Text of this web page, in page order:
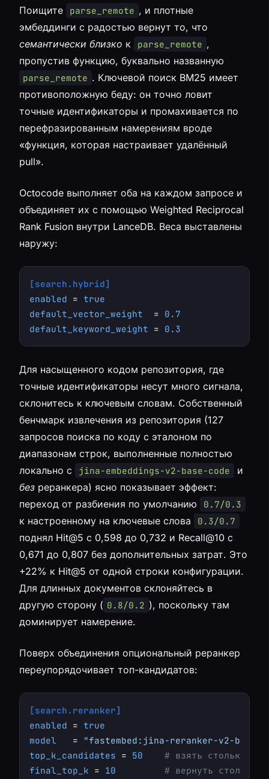
Поищите
parse_remote , и плотные
эмбеддинги с радостью вернут то, что
семантически близко к parse_remote ,
пропустив функцию, буквально названную
parse_remote . Ключевой поиск BM25 имеет
противоположную беду: он точно ловит
точные идентификаторы и промахивается по
перефразированным намерениям вроде
«функция, которая настраивает удалённый
pull».
Octocode выполняет оба на каждом запросе и
объединяет их с помощью Weighted Reciprocal
Rank Fusion внутри LanceDB. Веса выставлены
наружу:
[search.hybrid]
enabled = true
default_vector_weight
  =
0.7
default_keyword_weight = 0.3
Для насыщенного кодом репозитория, где
точные идентификаторы несут много сигнала,
склонитесь к ключевым словам. Собственный
бенчмарк извлечения из репозитория (127
запросов поиска по коду с эталоном по
диапазонам строк, выполненные полностью
локально с
jina-embeddings-v2-base-code
и
без реранкера) ясно показывает эффект:
переход от разбиения по умолчанию
0.7/0.3
к настроенному на ключевые слова 0.3/0.7
поднял Hit@5 с 0,598 до 0,732 и Recall@10 с
0,671 до 0,807 без дополнительных затрат. Это
+22% к Hit@5 от одной строки конфигурации.
Для длинных документов склоняйтесь в
другую сторону ( 0.8/0.2 ), поскольку там
доминирует намерение.
Поверх объединения опциональный реранкер
переупорядочивает топ-кандидатов:
[search.reranker]
enabled = true
model
   =
"fastembed:jina-reranker-v2-
top_k_candidates = 50
# взять столько из
final_top_k = 10 # вернуть столько